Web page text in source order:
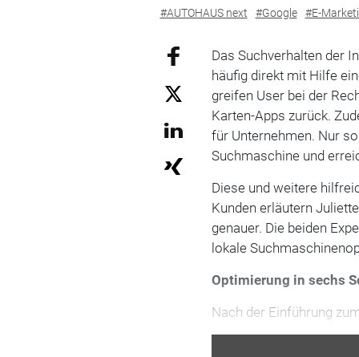
#AUTOHAUS next #Google #E-
Das Suchverhalten der
häufig direkt mit Hilfe
greifen User bei der
Karten-Apps zurück.
für Unternehmen. Nur
Suchmaschine und
Diese und weitere
Kunden erläutern
genauer. Die beiden
lokale
Optimierung in sechs
Nach der Einführung